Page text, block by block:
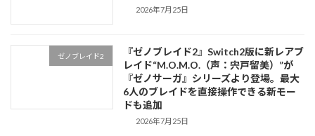
2026年7月25日
ゼノブレイド2
『ゼノブレイド2』Switch2版に新レアブ
レイド“M.O.M.O.（声：宍戸留美）”が
『ゼノサーガ』シリーズより登場。最大
6人のブレイドを直接操作できる新モー
ドも追加
2026年7月25日